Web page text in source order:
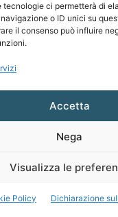
tecnologie ci permetterà di
o ID unici su
il consenso può influire
Accetta
Nega
Visualizza le
Policy Dichiarazione